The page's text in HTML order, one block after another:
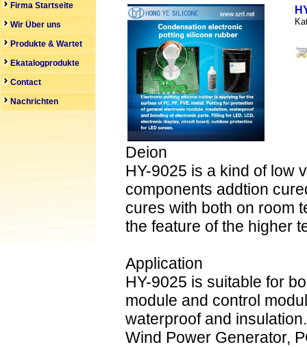
Firma Startseite
Wir Über uns
Produkte & Wartet
Ekatalogprodukte
Contact
Nachrichten
Deion
HY-9025 is a kind of low
components addtion
cures with both on room
the feature of the higher
Application
HY-9025 is suitable for
module and control
waterproof and
Wind Power Generator,